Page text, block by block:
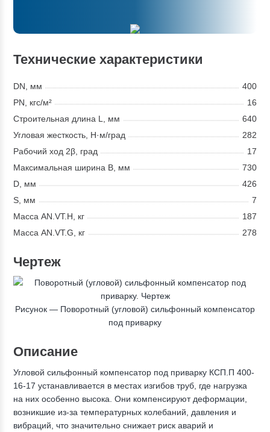
Технические характеристики
DN, мм
400
PN, кгс/м²
16
Строительная длина L, мм
640
Угловая жесткость, Н·м/град
282
Рабочий ход 2β, град
17
Максимальная ширина В, мм
730
D, мм
426
S, мм
7
Масса AN.VT.H, кг
187
Масса AN.VT.G, кг
278
Чертеж
Рисунок — Поворотный (угловой) сильфонный компенсатор
под приварку
Описание
Угловой сильфонный компенсатор под приварку КСП.П 400-
16-17 устанавливается в местах изгибов труб, где нагрузка
на них особенно высока. Они компенсируют деформации,
возникшие из-за температурных колебаний, давления и
вибраций, что значительно снижает риск аварий и